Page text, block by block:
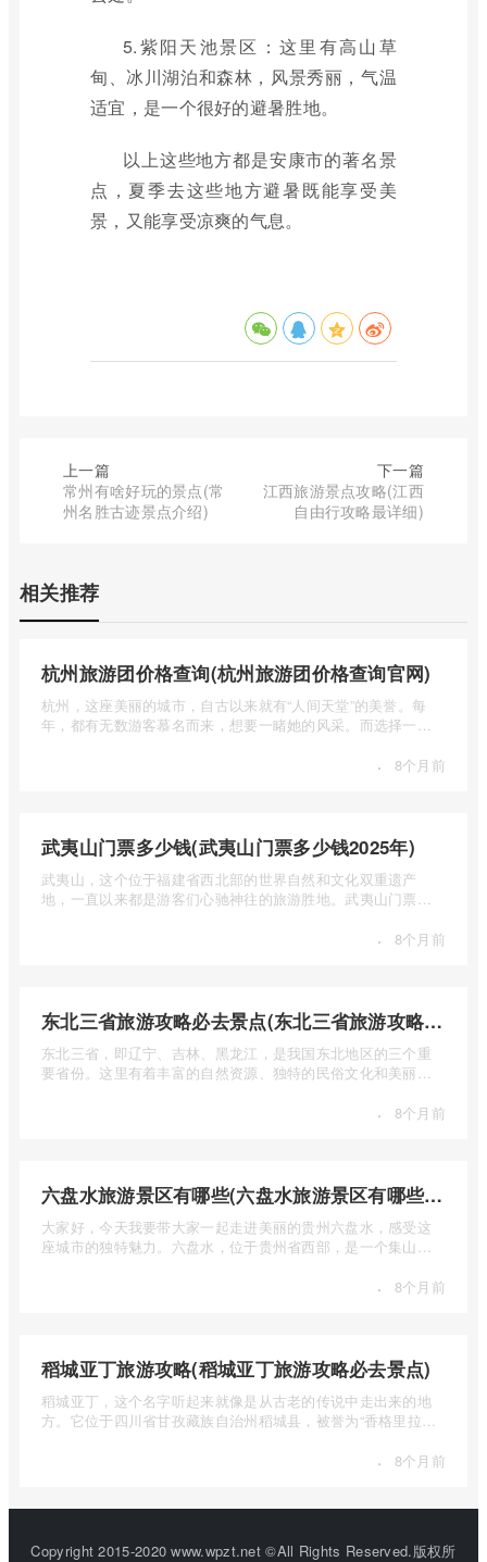
5.紫阳天池景区：这里有高山草
甸、冰川湖泊和森林，风景秀丽，气温
适宜，是一个很好的避暑胜地。
以上这些地方都是安康市的著名景
点，夏季去这些地方避暑既能享受美
景，又能享受凉爽的气息。
上一篇
常州有啥好玩的景点(常
州名胜古迹景点介绍)
下一篇
江西旅游景点攻略(江西
自由行攻略最详细)
相关推荐
杭州旅游团价格查询(杭州旅游团价格查询官网)
杭州，这座美丽的城市，自古以来就有“人间天堂”的美誉。每
年，都有无数游客慕名而来，想要一睹她的风采。而选择一个
· 8个月前
武夷山门票多少钱(武夷山门票多少钱2025年)
武夷山，这个位于福建省西北部的世界自然和文化双重遗产
地，一直以来都是游客们心驰神往的旅游胜地。武夷山门票多
· 8个月前
东北三省旅游攻略必去景点(东北三省旅游攻略必去景点视频介绍)
东北三省，即辽宁、吉林、黑龙江，是我国东北地区的三个重
要省份。这里有着丰富的自然资源、独特的民俗文化和美丽的
· 8个月前
六盘水旅游景区有哪些(六盘水旅游景区有哪些景点值得去)
大家好，今天我要带大家一起走进美丽的贵州六盘水，感受这
座城市的独特魅力。六盘水，位于贵州省西部，是一个集山水
· 8个月前
稻城亚丁旅游攻略(稻城亚丁旅游攻略必去景点)
稻城亚丁，这个名字听起来就像是从古老的传说中走出来的地
方。它位于四川省甘孜藏族自治州稻城县，被誉为“香格里拉的
· 8个月前
Copyright 2015-2020 www.wpzt.net ©All Rights Reserved.版权所